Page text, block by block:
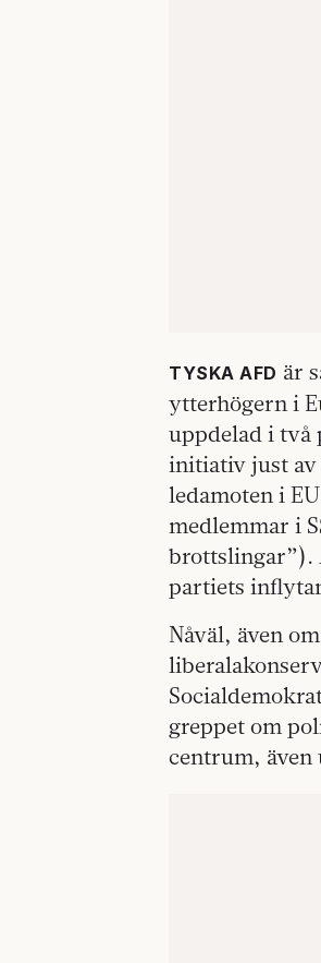
TYSKA AFD är
ytterhögern i
uppdelad i två
initiativ just av
ledamoten i
medlemmar i
brottslingar”).
partiets
Nåväl, även
greppet om
centrum, även